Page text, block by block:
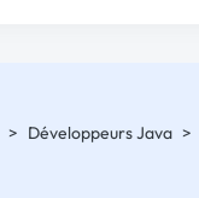
> Développeurs Java >